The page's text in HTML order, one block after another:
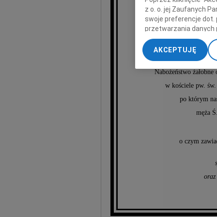
Nabożeństwo
w kościele pw.
po którym
męża
o czym
z o. o. jej Zaufanych
swoje preferencje dot.
przetwarzania danych
„Ustawienia
My, nasi Zaufani
dokładnych danych
Przechowywanie
treści, badnie
AKCEPTUJĘ